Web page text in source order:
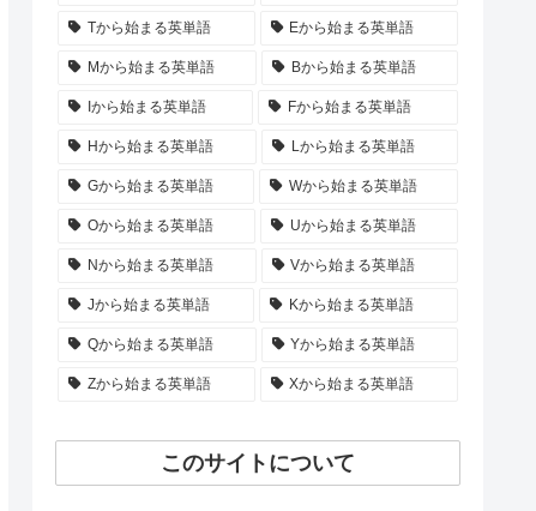
Tから始まる英単語 Eから始まる英単語
Mから始まる英単語 Bから始まる英単語
Iから始まる英単語 Fから始まる英単語
Hから始まる英単語 Lから始まる英単語
Gから始まる英単語 Wから始まる英単語
Oから始まる英単語 Uから始まる英単語
Nから始まる英単語 Vから始まる英単語
Jから始まる英単語 Kから始まる英単語
Qから始まる英単語 Yから始まる英単語
Zから始まる英単語 Xから始まる英単語
このサイトについて